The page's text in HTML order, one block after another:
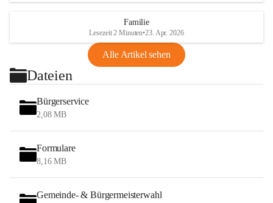
Familie
Lesezeit 2 Minuten•23. Apr. 2026
Alle Artikel sehen
Dateien
Bürgerservice
2,08 MB
Formulare
8,16 MB
Gemeinde- & Bürgermeisterwahl